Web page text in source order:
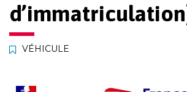
VÉHICULE